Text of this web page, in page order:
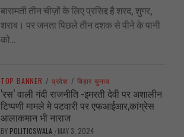
बारामती तीन चीज़ों के लिए प्रसिद्द है शरद, शुगर,
शराब। पर जनता पिछले तीन दशक से पीने के पानी
को...
TOP BANNER / प्रदेश / बिहार चुनाव
‘रस’ वाली गंदी राजनीति -इमरती देवी पर अशालीन
टिप्पणी मामले मे पटवारी पर एफआईआर,कांग्रेस
आलाकमान भी नाराज
BY POLITICSWALA / MAY 3, 2024